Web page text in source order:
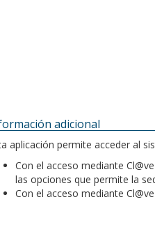
adicional
aplicación permite acceder al
Con el acceso mediante
las opciones que permite la
Con el acceso mediante